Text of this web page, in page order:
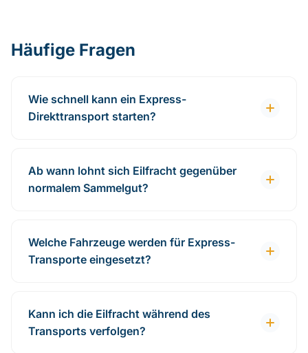
Häufige Fragen
Wie schnell kann ein Express-
Direkttransport starten?
Ab wann lohnt sich Eilfracht gegenüber
normalem Sammelgut?
Welche Fahrzeuge werden für Express-
Transporte eingesetzt?
Kann ich die Eilfracht während des
Transports verfolgen?